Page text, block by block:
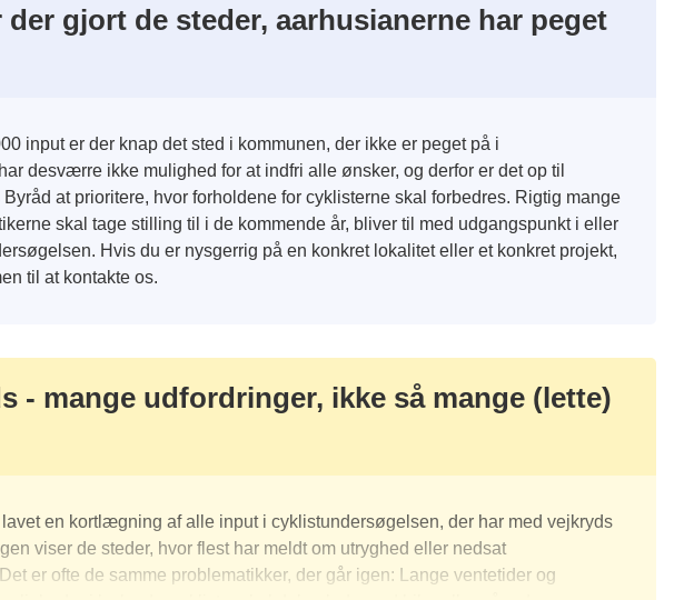
der gjort de steder, aarhusianerne har peget
input er der knap det sted i kommunen, der ikke er peget på i
desværre ikke mulighed for at indfri alle ønsker, og derfor er det op til
at prioritere, hvor forholdene for cyklisterne skal forbedres. Rigtig mange
skal tage stilling til i de kommende år, bliver til med udgangspunkt i eller
Hvis du er nysgerrig på en konkret lokalitet eller et konkret projekt,
til at kontakte os.
- mange udfordringer, ikke så mange (lette)
en kortlægning af alle input i cyklistundersøgelsen, der har med vejkryds
viser de steder, hvor flest har meldt om utryghed eller nedsat
er ofte de samme problematikker, der går igen: Lange ventetider og